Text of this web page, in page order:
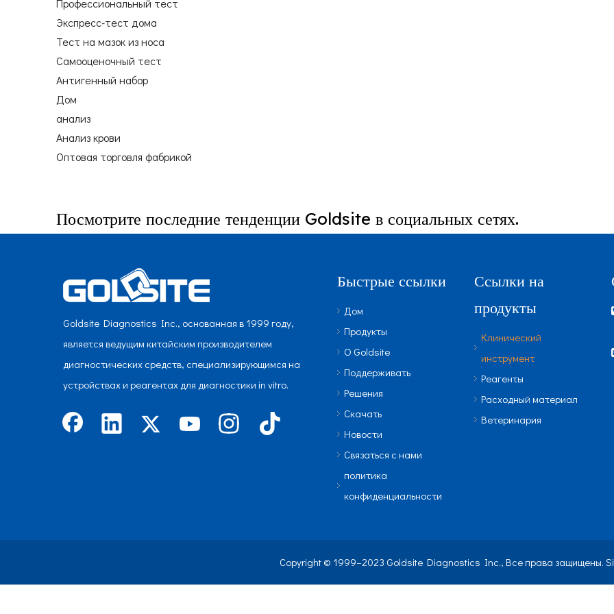
Профессиональный тест
Экспресс-тест дома
Тест на мазок из носа
Самооценочный тест
Антигенный набор
Дом
анализ
Анализ крови
Оптовая торговля фабрикой
Посмотрите последние тенденции Goldsite в социальных сетях.
Goldsite Diagnostics Inc., основанная в 1999 году,
является ведущим китайским производителем
диагностических средств, специализирующимся на
устройствах и реагентах для диагностики in vitro.
Быстрые ссылки
Дом
Продукты
О Goldsite
Поддерживать
Решения
Скачать
Новости
Связаться с нами
политика
конфиденциальности
Ссылки на
продукты
Клинический
инструмент
Реагенты
Расходный материал
Ветеринария
Copyright © 1999–2023 Goldsite Diagnostics Inc., Все права защищены.